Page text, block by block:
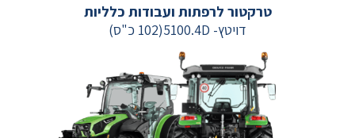
טרקטור לרפתות ועבודות כלליות
דויטץ- 5100.4D(102 כ"ס)